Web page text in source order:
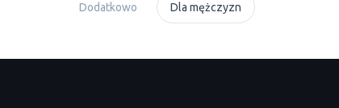
Dodatkowo Dla mężczyzn